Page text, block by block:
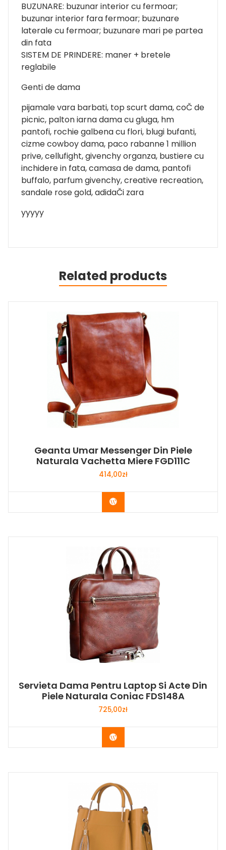
BUZUNARE: buzunar interior cu fermoar;
buzunar interior fara fermoar; buzunare
laterale cu fermoar; buzunare mari pe partea
din fata
SISTEM DE PRINDERE: maner + bretele
reglabile
Genti de dama
pijamale vara barbati, top scurt dama, coČ de
picnic, palton iarna dama cu gluga, hm
pantofi, rochie galbena cu flori, blugi bufanti,
cizme cowboy dama, paco rabanne 1 million
prive, cellufight, givenchy organza, bustiere cu
inchidere in fata, camasa de dama, pantofi
buffalo, parfum givenchy, creative recreation,
sandale rose gold, adidaČi zara
yyyyy
Related products
Geanta Umar Messenger Din Piele
Naturala Vachetta Miere FGD111C
414,00zł
Buy Now
Servieta Dama Pentru Laptop Si Acte Din
Piele Naturala Coniac FDS148A
725,00zł
Buy Now